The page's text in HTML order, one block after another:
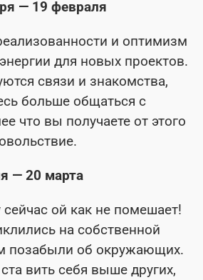
— 19 февраля
и опти­мизм
для новых проектов.
связи и знакомства,
боль­ше общаться с
что вы получаете от этого
— 20 марта
ой как не поме­шает!
на соб­ственной
позабыли об окружающих.
вить себя выше других,